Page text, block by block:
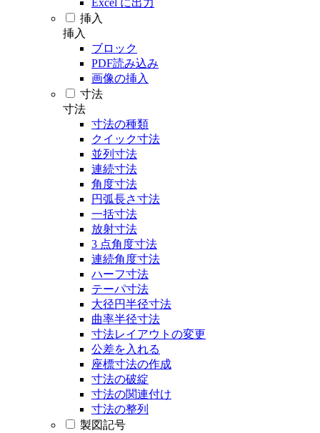
Excel に出力
挿入
挿入
ブロック
PDF読み込み
画像の挿入
寸法
寸法
寸法の種類
クイック寸法
並列寸法
連続寸法
角度寸法
円弧長さ寸法
一括寸法
放射寸法
3 点角度寸法
連続角度寸法
ハーフ寸法
テーパ寸法
大径円半径寸法
曲率半径寸法
寸法レイアウトの変更
公差を入れる
座標寸法の作成
寸法の破綻
寸法の関連付け
寸法の整列
製図記号